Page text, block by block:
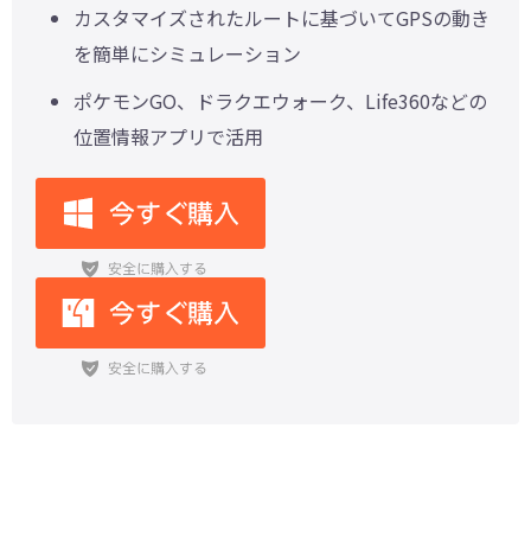
カスタマイズされたルートに基づいてGPSの動き
を簡単にシミュレーション
ポケモンGO、ドラクエウォーク、Life360などの
位置情報アプリで活用